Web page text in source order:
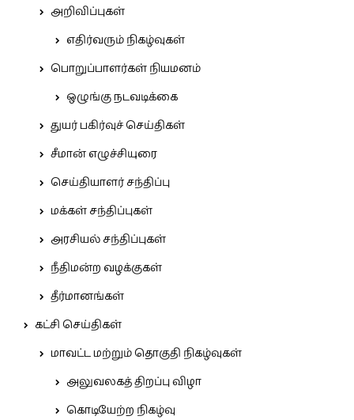
அறிவிப்புகள்
எதிர்வரும் நிகழ்வுகள்
பொறுப்பாளர்கள் நியமனம்
ஒழுங்கு நடவடிக்கை
துயர் பகிர்வுச் செய்திகள்
சீமான் எழுச்சியுரை
செய்தியாளர் சந்திப்பு
மக்கள் சந்திப்புகள்
அரசியல் சந்திப்புகள்
நீதிமன்ற வழக்குகள்
தீர்மானங்கள்
கட்சி செய்திகள்
மாவட்ட மற்றும் தொகுதி நிகழ்வுகள்
அலுவலகத் திறப்பு விழா
கொடியேற்ற நிகழ்வு